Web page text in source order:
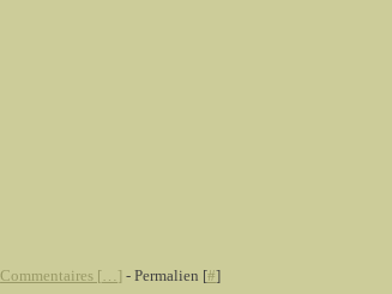
Commentaires [… ] - Permalien [#]